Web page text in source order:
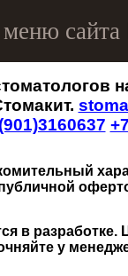
в разработке.
у